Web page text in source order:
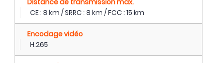
CE : 8 km / SRRC : 8 km / FCC : 15 km
Encodage vidéo
H.265